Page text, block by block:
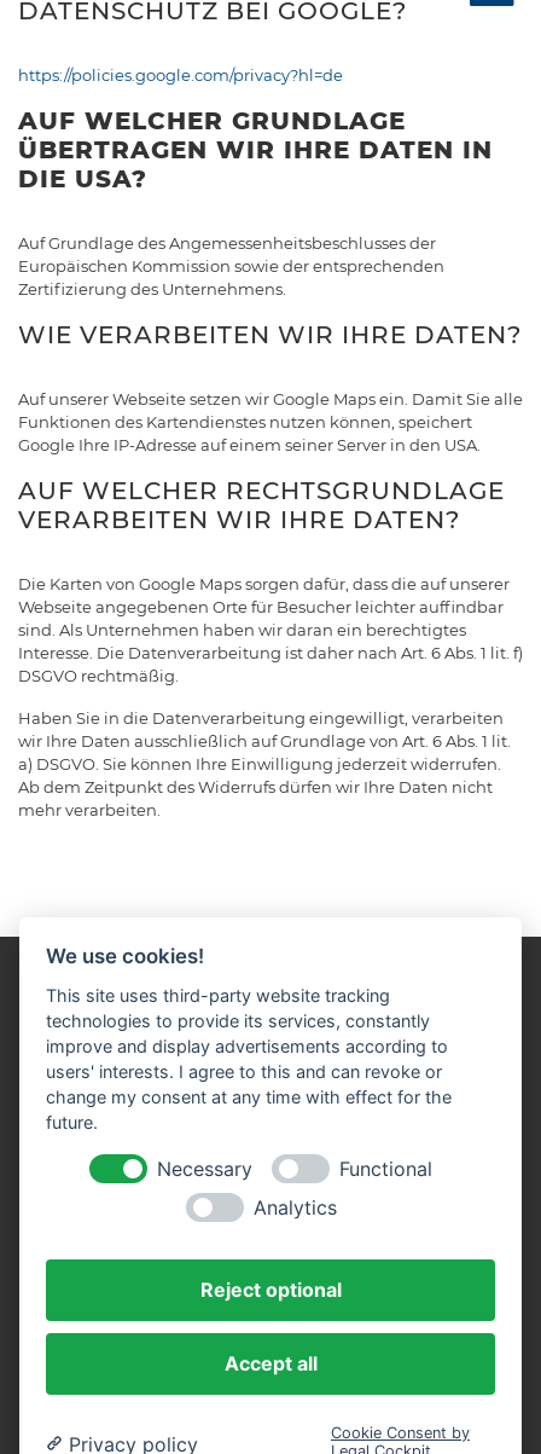
DATENSCHUTZ BEI GOOGLE?
https://policies.google.com/privacy?hl=de
AUF WELCHER GRUNDLAGE
ÜBERTRAGEN WIR IHRE DATEN IN
DIE USA?
Auf Grundlage des Angemessenheitsbeschlusses der
Europäischen Kommission sowie der entsprechenden
Zertifizierung des Unternehmens.
WIE VERARBEITEN WIR IHRE DATEN?
Auf unserer Webseite setzen wir Google Maps ein. Damit Sie alle
Funktionen des Kartendienstes nutzen können, speichert
Google Ihre IP-Adresse auf einem seiner Server in den USA.
AUF WELCHER RECHTSGRUNDLAGE
VERARBEITEN WIR IHRE DATEN?
Die Karten von Google Maps sorgen dafür, dass die auf unserer
Webseite angegebenen Orte für Besucher leichter auffindbar
sind. Als Unternehmen haben wir daran ein berechtigtes
Interesse. Die Datenverarbeitung ist daher nach Art. 6 Abs. 1 lit. f)
DSGVO rechtmäßig.
Haben Sie in die Datenverarbeitung eingewilligt, verarbeiten
wir Ihre Daten ausschließlich auf Grundlage von Art. 6 Abs. 1 lit.
a) DSGVO. Sie können Ihre Einwilligung jederzeit widerrufen.
Ab dem Zeitpunkt des Widerrufs dürfen wir Ihre Daten nicht
mehr verarbeiten.
Impressum Datenschutz Widerruf-Formular
P&S Immobilien-Partner GmbH
Bamberger Straße 64c
95445 Bayreuth
Telefon: +49 (0)921 - 73 81 - 0
E-Mail:info(at)psimmobilien.net
We use cookies!
This site uses third-party website tracking
technologies to provide its services, constantly
improve and display advertisements according to
users' interests. I agree to this and can revoke or
change my consent at any time with effect for the
future.
Necessary
Functional
Analytics
Reject optional
Accept all
Privacy policy
Cookie Consent by